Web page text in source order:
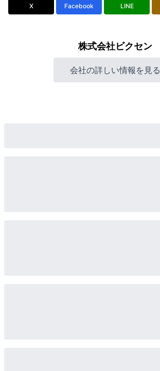
X Facebook LINE
株式会社ビクセン
会社の詳しい情報を見る